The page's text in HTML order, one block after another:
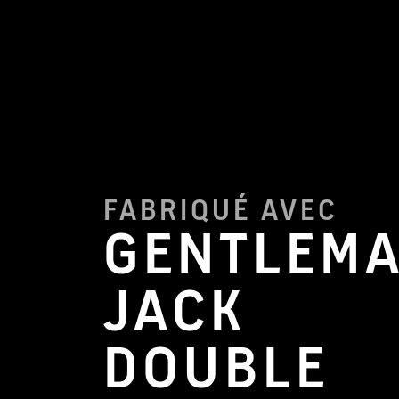
FABRIQUÉ AVEC
JACK
DOUBLE